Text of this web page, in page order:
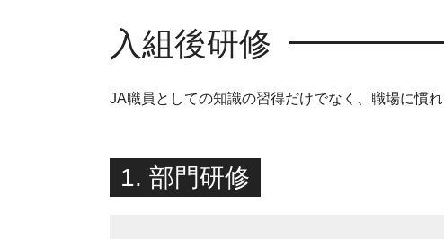
入組後研修
JA職員としての知識の習得だけでなく、職場に慣
1. 部門研修